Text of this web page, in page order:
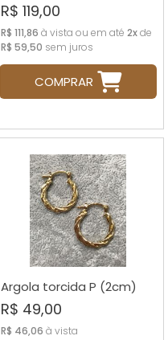
R$ 119,00
R$ 111,86 à vista ou em até 2xde
R$ 59,50 sem juros
COMPRAR
Argola torcida P (2cm)
R$ 49,00
R$ 46,06 à vista